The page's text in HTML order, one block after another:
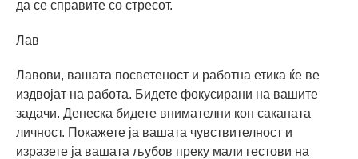
да се справите со стресот.
Лав
Лавови, вашата посветеност и работна етика ќе ве
издвојат на работа. Бидете фокусирани на вашите
задачи. Денеска бидете внимателни кон саканата
личност. Покажете ја вашата чувствителност и
изразете ја вашата љубов преку мали гестови на